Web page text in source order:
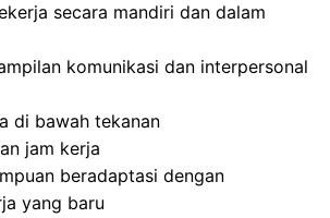
secara mandiri dan dalam
komunikasi dan interpersonal
di bawah tekanan
jam kerja
beradaptasi dengan
yang baru